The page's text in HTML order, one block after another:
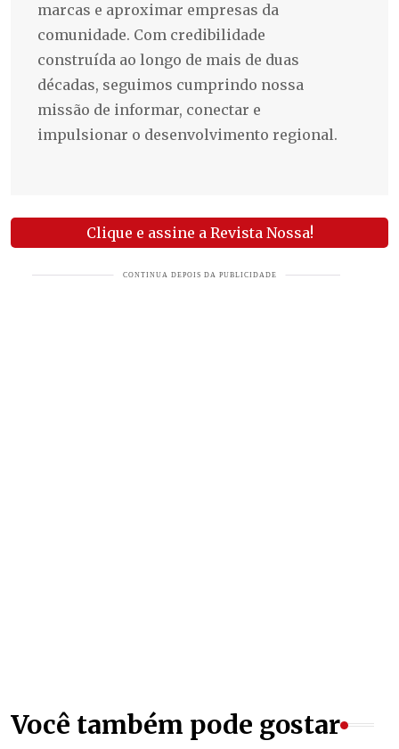
marcas e aproximar empresas da
comunidade. Com credibilidade
construída ao longo de mais de duas
décadas, seguimos cumprindo nossa
missão de informar, conectar e
impulsionar o desenvolvimento regional.
Clique e assine a Revista Nossa!
Você também pode gostar